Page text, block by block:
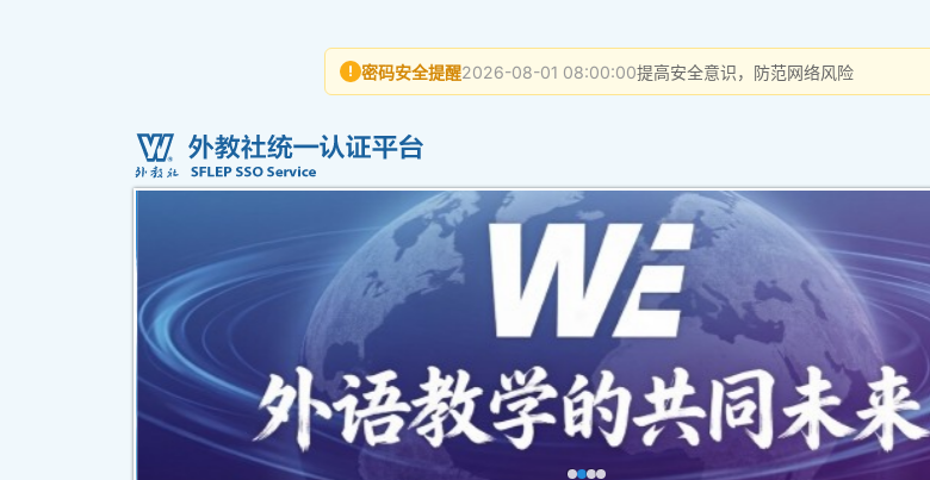
! 密码安全提醒2026-08-01 08:00:00提高安全意识，防范网络风险